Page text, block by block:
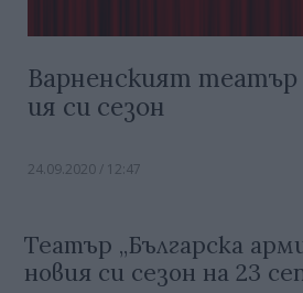
Варненският театър
ия си сезон
24.09.2020 / 12:47
Театър „Българска
новия си сезон на 23